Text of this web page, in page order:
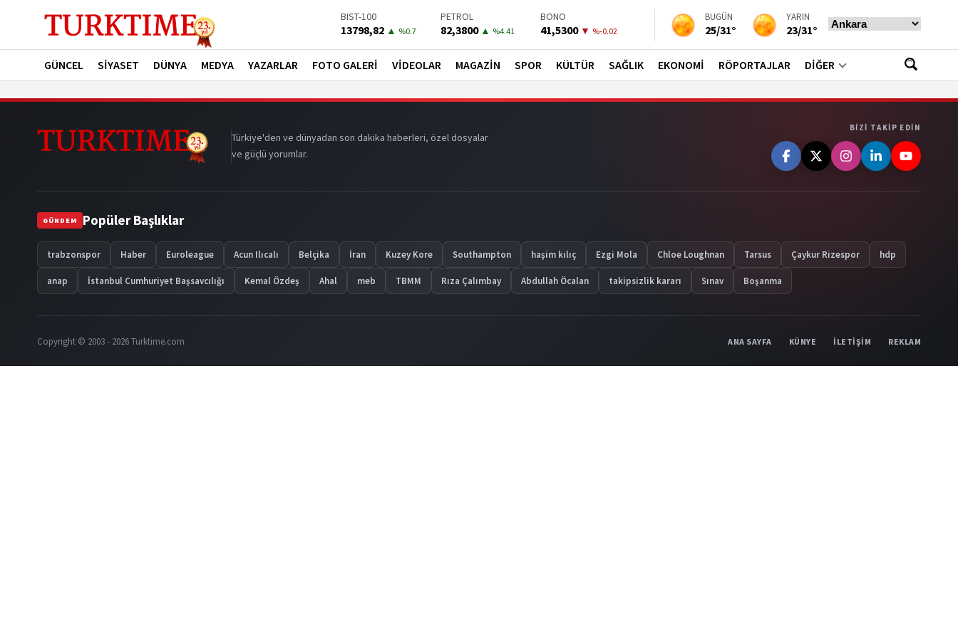
DOLAR
47,5922▲ %0.05
EURO
54,9507 ▼ %-0.11
ALTIN
6482,6270 ▼ %-0.21
BIST-100
13798,82 ▲ %0.7
PETROL
82,3800▲ %4.41
BONO
41,5300 ▼ %-0.02
BUGÜN
25/31°
YARIN
23/31°
GÜNCEL SİYASET DÜNYA MEDYA YAZARLAR FOTO GALERİ VİDEOLAR MAGAZİN SPOR KÜLTÜR SAĞLIK EKONOMİ RÖPORTAJLAR DİĞER
Türkiye'den ve dünyadan son dakika haberleri, özel dosyalar
ve güçlü yorumlar.
BIZI TAKIP EDIN
GÜNDEM Popüler Başlıklar
trabzonspor Haber Euroleague Acun Ilıcalı Belçika İran Kuzey Kore Southampton haşim kılıç Ezgi Mola Chloe Loughnan Tarsus Çaykur Rizespor hdp
anap İstanbul Cumhuriyet Başsavcılığı Kemal Özdeş Ahal meb TBMM Rıza Çalımbay Abdullah Öcalan takipsizlik kararı Sınav Boşanma
Copyright © 2003 - 2026 Turktime.com ANA SAYFA KÜNYE İLETİŞİM REKLAM